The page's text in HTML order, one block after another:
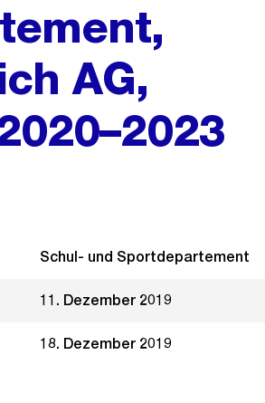
AG,
Schul- und Sportdepartement
11. Dezember 2019
18. Dezember 2019